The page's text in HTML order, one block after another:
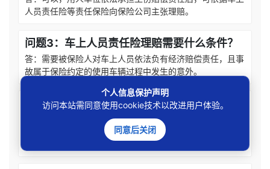
人员责任险等责任保险向保险公司主张理赔。
问题3：车上人员责任险理赔需要什么条件？
答：需要被保险人对车上人员依法负有经济赔偿责任，且事
故属于保险约定的使用车辆过程中发生的意外。
问题4：保险公司能以工伤赔偿转嫁为由拒赔
答：不能，用人单位未缴工伤保险依法承担赔偿责任后，向
保险公司主张理赔符合责任保险制度功能。
个人信息保护声明
访问本站需同意使用cookie技术以改进用户体验。
同意后关闭